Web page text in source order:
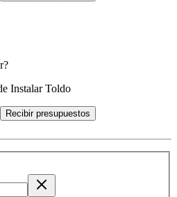
Instalar Toldo
Recibir presupuestos